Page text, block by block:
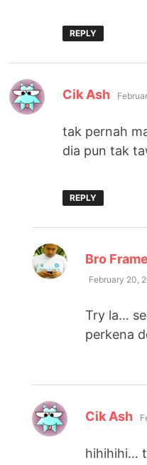
REPLY
Cik Ash says:
tak pernah
dia pun tak
REPLY
Bro
February 20,
Try la…
perkena
Cik Ash
hihihihi…